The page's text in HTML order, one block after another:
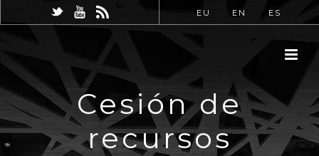
EU EN ES
Cesión de
recursos